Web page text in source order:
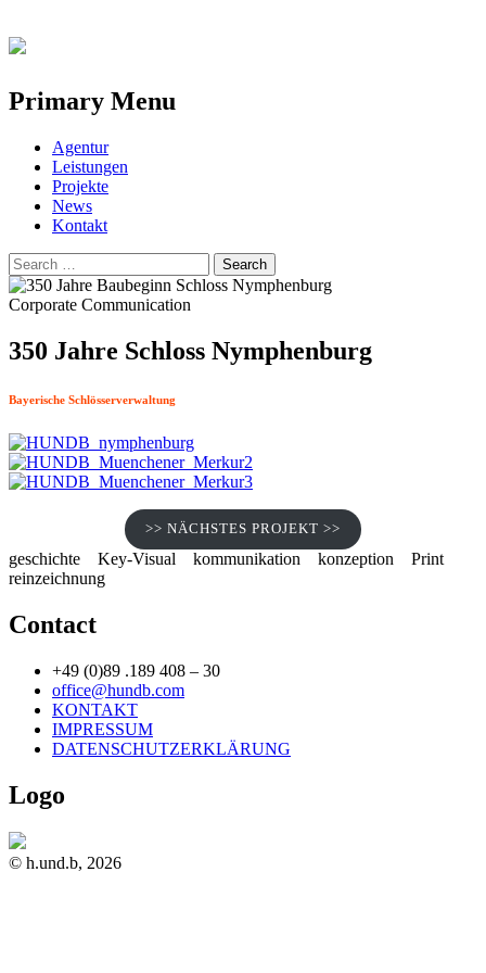
Primary Menu
Skip
content
Agentur
Leistungen
Projekte
News
Kontakt
Search
for:
Corporate Communication
350 Jahre Schloss Nymphenburg
Bayerische Schlösserverwaltung
>> NÄCHSTES PROJEKT >>
geschichte Key-Visual kommunikation konzeption Print
reinzeichnung
Contact
+49 (0)89 .189 408 – 30
office@hundb.com
KONTAKT
IMPRESSUM
DATENSCHUTZERKLÄRUNG
Logo
© h.und.b, 2026